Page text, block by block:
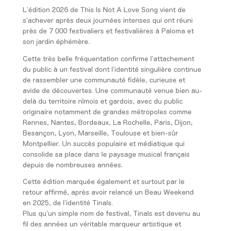
L’édition 2026 de This Is Not A Love Song vient de
s’achever après deux journées intenses qui ont réuni
près de 7 000 festivaliers et festivalières à Paloma et
son jardin éphémère.
Cette très belle fréquentation confirme l’attachement
du public à un festival dont l’identité singulière continue
de rassembler une communauté fidèle, curieuse et
avide de découvertes. Une communauté venue bien au-
delà du territoire nîmois et gardois, avec du public
originaire notamment de grandes métropoles comme
Rennes, Nantes, Bordeaux, La Rochelle, Paris, Dijon,
Besançon, Lyon, Marseille, Toulouse et bien-sûr
Montpellier. Un succès populaire et médiatique qui
consolide sa place dans le paysage musical français
depuis de nombreuses années.
Cette édition marquée également et surtout par le
retour affirmé, après avoir relancé un Beau Weekend
en 2025, de l’identité Tinals.
Plus qu’un simple nom de festival, Tinals est devenu au
fil des années un véritable marqueur artistique et